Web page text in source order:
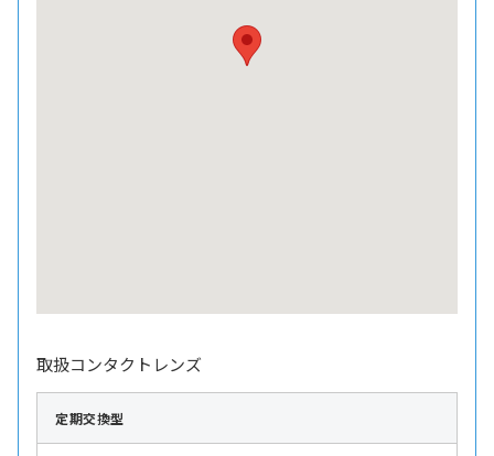
取扱コンタクトレンズ
定期交換型